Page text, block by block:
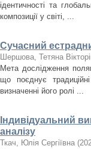
ідентичності та
композиції у світі, ...
Сучасний
Шершова, Тетяна
Мета дослідження
що поєднує
визначенні його ролі ...
Індивідуальний
аналізу
Ткач, Юлія Сергіївна (